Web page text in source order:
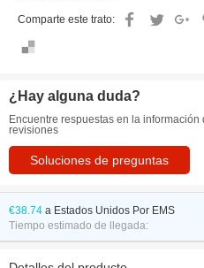
Comparte este trato:
¿Hay alguna duda?
Encuentre respuestas en la
revisiones
Soluciones de preguntas
€38.74 a Estados Unidos Por EMS
Tiempo estimado de llegada: